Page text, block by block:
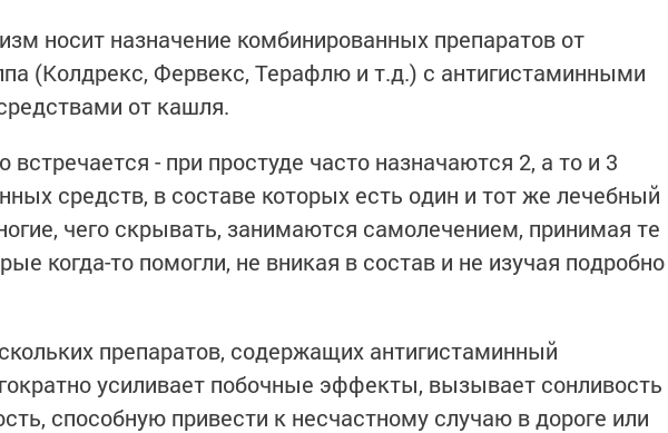
носит назначение комбинированных препаратов от
(Колдрекс, Фервекс, Терафлю и т.д.) с антигистаминными
от кашля.
встречается - при простуде часто назначаются 2, а то и 3
средств, в составе которых есть один и тот же лечебный
чего скрывать, занимаются самолечением, принимая те
когда-то помогли, не вникая в состав и не изучая подробно
препаратов, содержащих антигистаминный
усиливает побочные эффекты, вызывает сонливость
способную привести к несчастному случаю в дороге или